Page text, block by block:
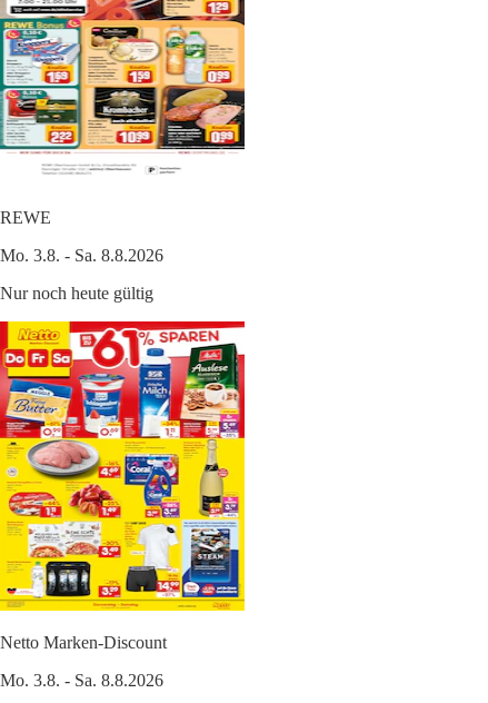
REWE
Mo. 3.8. - Sa. 8.8.2026
Nur noch heute gültig
Netto Marken-Discount
Mo. 3.8. - Sa. 8.8.2026